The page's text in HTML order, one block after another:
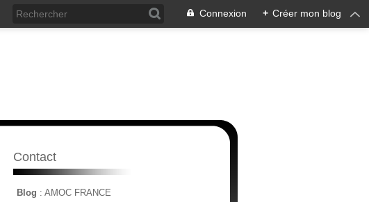
Connexion + Créer mon blog
Contact
Blog : AMOC FRANCE